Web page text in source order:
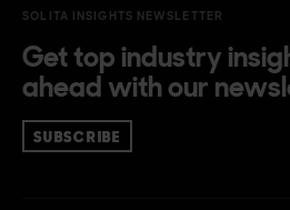
SOLITA INSIGHTS NEWSLETTER
Get top industry
ahead with our
SUBSCRIBE